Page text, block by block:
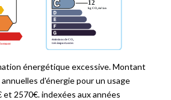
énergétique excessive. Montant
d'énergie pour un usage
2570€. indexées aux années